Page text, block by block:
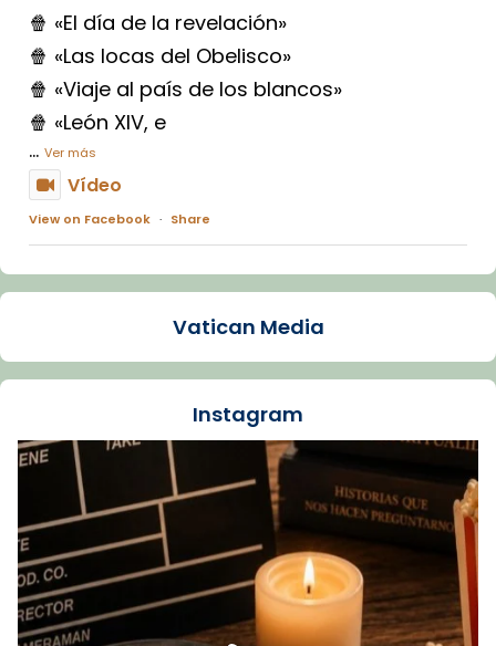
🍿 «El día de la revelación»
🍿 «Las locas del Obelisco»
🍿 «Viaje al país de los blancos»
🍿 «León XIV, e
... Ver más
Vídeo
View on Facebook · Share
Arquebisbat de Barcelona
La Carmina va patir depressió. Fa gairebé
dos mesos, a l'Estadi Lluís Companys, la
Recupera l'entrevista comp
Vatican
tican News 👇
www.vaticannews.va/es/iglesia/news/2026-
07/carmina-historia-depresion-papa-viaje-
espana-testimoni...
Foto
Vatican Media
Instagram